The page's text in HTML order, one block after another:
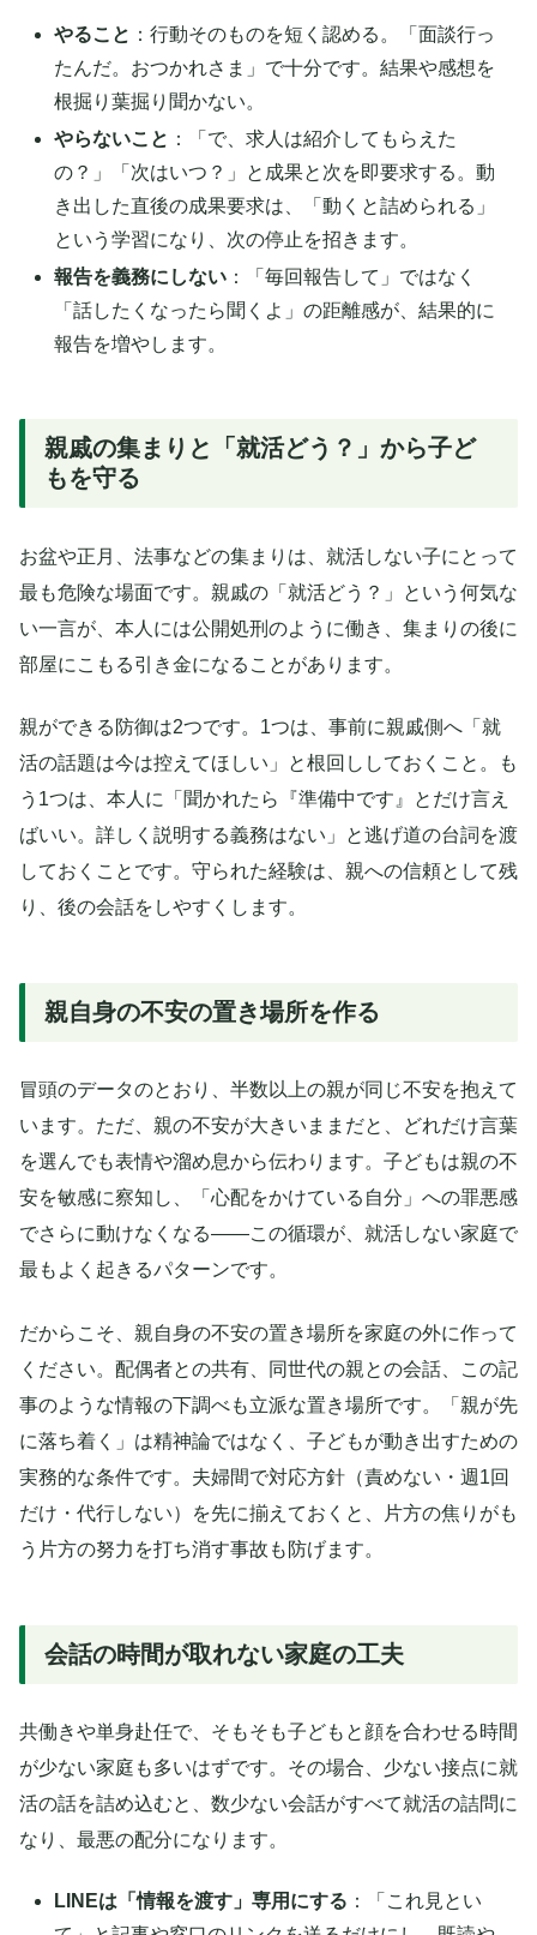
やること ：行動そのものを短く認める。「面談行っ
たんだ。おつかれさま」で十分です。結果や感想を
根掘り葉掘り聞かない。
やらないこと ：「で、求人は紹介してもらえた
の？」「次はいつ？」と成果と次を即要求する。動
き出した直後の成果要求は、「動くと詰められる」
という学習になり、次の停止を招きます。
報告を義務にしない ：「毎回報告して」ではなく
「話したくなったら聞くよ」の距離感が、結果的に
報告を増やします。
親戚の集まりと「就活どう？」から子ど
もを守る
お盆や正月、法事などの集まりは、就活しない子にとって
最も危険な場面です。親戚の「就活どう？」という何気な
い一言が、本人には公開処刑のように働き、集まりの後に
部屋にこもる引き金になることがあります。
親ができる防御は2つです。1つは、事前に親戚側へ「就
活の話題は今は控えてほしい」と根回ししておくこと。も
う1つは、本人に「聞かれたら『準備中です』とだけ言え
ばいい。詳しく説明する義務はない」と逃げ道の台詞を渡
しておくことです。守られた経験は、親への信頼として残
り、後の会話をしやすくします。
親自身の不安の置き場所を作る
冒頭のデータのとおり、半数以上の親が同じ不安を抱えて
います。ただ、親の不安が大きいままだと、どれだけ言葉
を選んでも表情や溜め息から伝わります。子どもは親の不
安を敏感に察知し、「心配をかけている自分」への罪悪感
でさらに動けなくなる——この循環が、就活しない家庭で
最もよく起きるパターンです。
だからこそ、親自身の不安の置き場所を家庭の外に作って
ください。配偶者との共有、同世代の親との会話、この記
事のような情報の下調べも立派な置き場所です。「親が先
に落ち着く」は精神論ではなく、子どもが動き出すための
実務的な条件です。夫婦間で対応方針（責めない・週1回
だけ・代行しない）を先に揃えておくと、片方の焦りがも
う片方の努力を打ち消す事故も防げます。
会話の時間が取れない家庭の工夫
共働きや単身赴任で、そもそも子どもと顔を合わせる時間
が少ない家庭も多いはずです。その場合、少ない接点に就
活の話を詰め込むと、数少ない会話がすべて就活の詰問に
なり、最悪の配分になります。
LINEは「情報を渡す」専用にする ：「これ見とい